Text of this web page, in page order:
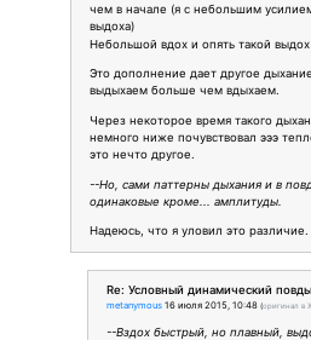
чем в начале (я с небольшим
выдоха)
Небольшой вдох и опять такой
Это дополнение дает другое
выдыхаем больше чем вдыхаем.
Через некоторое время такого
немного ниже почувствовал эээ
это нечто другое.
--Но, сами паттерны дыхания и в
одинаковые кроме... амплитуды.
Надеюсь, что я уловил это различие.
Re: Условный динамический
metanymous 16 июля 2015, 10:48 (оригинал в
--Вздох быстрый, но плавный,